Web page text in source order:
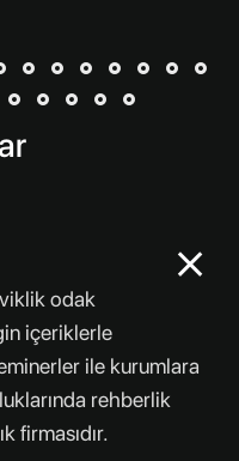
ve sürece
nedenle çalışan
iletişim adımı
Şirketler çoğu
boyutunu daha
iş kaybı
kuşku, rol belirsizliği
büyümesine yol
bir dönüşüm,
odak
içeriklerle
ile kurumlara
rehberlik
firmasıdır.